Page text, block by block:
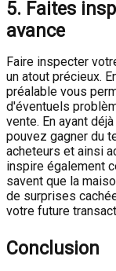
5. Faites
avance
Faire inspecter
un atout précieux.
préalable vous
d'éventuels
vente. En ayant
pouvez gagner du
acheteurs et ainsi
inspire également
savent que la
de surprises
votre future
Conclusion